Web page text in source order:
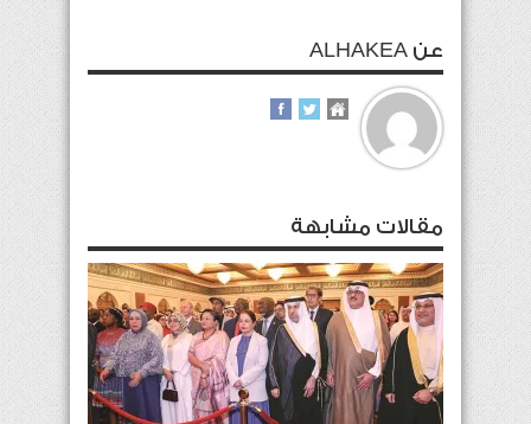
عن ALHAKEA
مقالات مشابهة